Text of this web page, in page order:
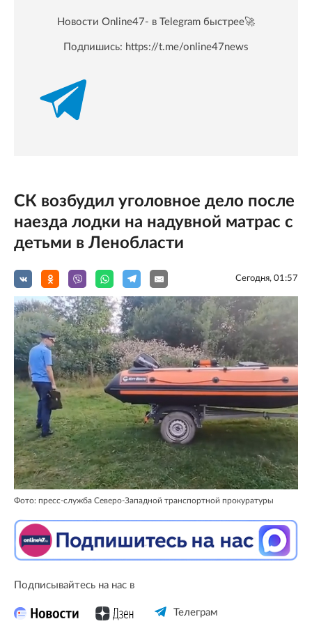
Новости Online47- в Telegram быстрее🚀
Подпишись: https://t.me/online47news
СК возбудил уголовное дело после
наезда лодки на надувной матрас с
детьми в Ленобласти
Сегодня, 01:57
Фото: пресс-служба Северо-Западной транспортной прокуратуры
Подписывайтесь на нас в
Телеграм